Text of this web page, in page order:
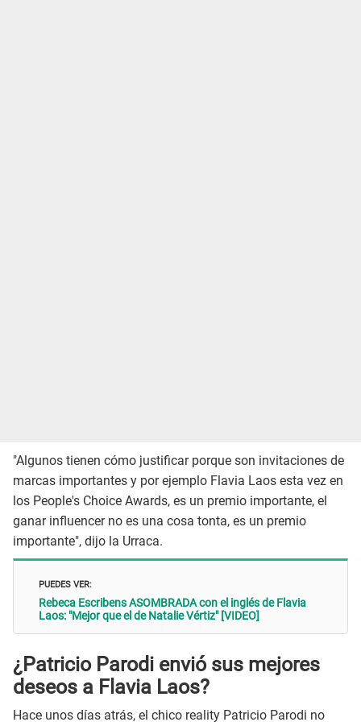
"Algunos tienen cómo justificar porque son invitaciones de
marcas importantes y por ejemplo Flavia Laos esta vez en
los People's Choice Awards, es un premio importante, el
ganar influencer no es una cosa tonta, es un premio
importante", dijo la Urraca.
PUEDES VER:
Rebeca Escribens ASOMBRADA con el inglés de Flavia
Laos: "Mejor que el de Natalie Vértiz" [VIDEO]
¿Patricio Parodi envió sus mejores
deseos a Flavia Laos?
Hace unos días atrás, el chico reality Patricio Parodi no